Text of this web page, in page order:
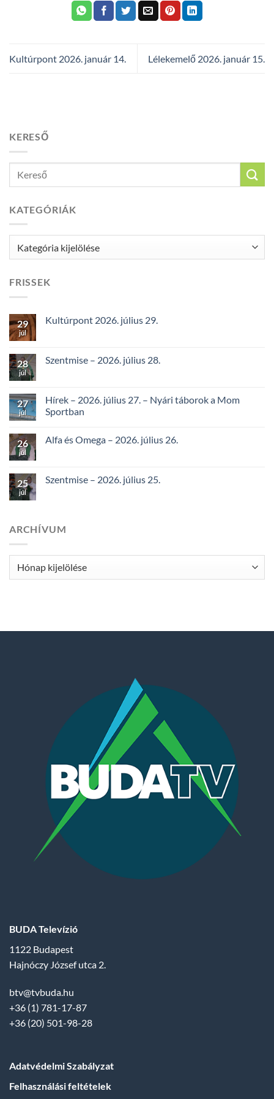
Kultúrpont 2026. január 14. Lélekemelő 2026. január 15.
KERESŐ
KATEGÓRIÁK
FRISSEK
29
júl
Kultúrpont 2026. július 29.
28
júl
Szentmise – 2026. július 28.
27
júl
Hírek – 2026. július 27. – Nyári táborok a Mom
Sportban
26
júl
Alfa és Omega – 2026. július 26.
25
júl
Szentmise – 2026. július 25.
ARCHÍVUM
Archívum
BUDA Televízió
1122 Budapest
Hajnóczy József utca 2.
btv@tvbuda.hu
+36 (1) 781-17-87
+36 (20) 501-98-28
Adatvédelmi Szabályzat
Felhasználási feltételek